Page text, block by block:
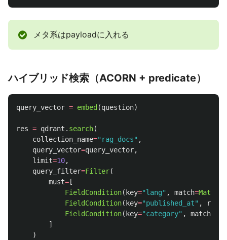
メタ系はpayloadに入れる
ハイブリッド検索（ACORN + predicate）
query_vector = embed (question)
res = qdrant . search(
collection_name=" rag_docs" ,
query_vector=query_vector,
limit=10,
query_filter=Filter(
must= [
FieldCondition( key="lang" , match=
FieldCondition( key="published_at" ,
range
FieldCondition( key="category" , match
]
)